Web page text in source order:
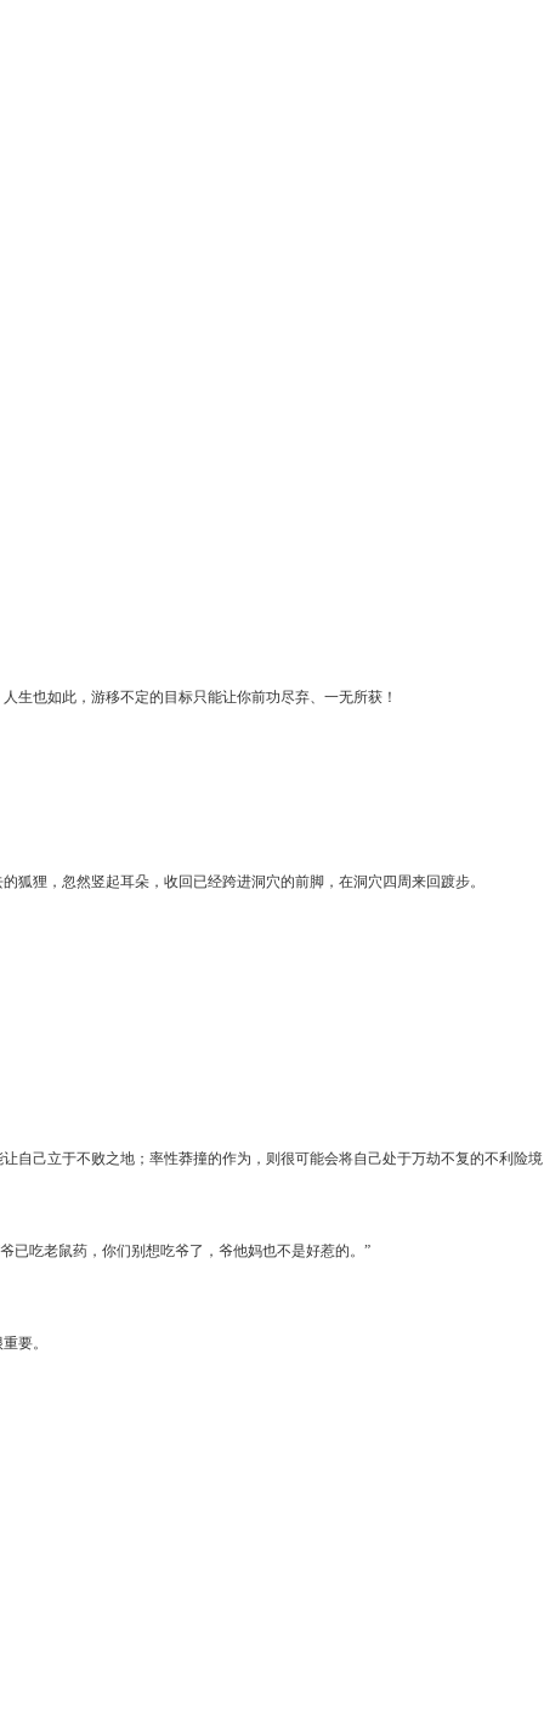
生也如此，游移不定的目标只能让你前功尽弃、一无所获！
狸，忽然竖起耳朵，收回已经跨进洞穴的前脚，在洞穴四周来回踱步。
自己立于不败之地；率性莽撞的作为，则很可能会将自己处于万劫不复的不利险
已吃老鼠药，你们别想吃爷了，爷他妈也不是好惹的。”
要。